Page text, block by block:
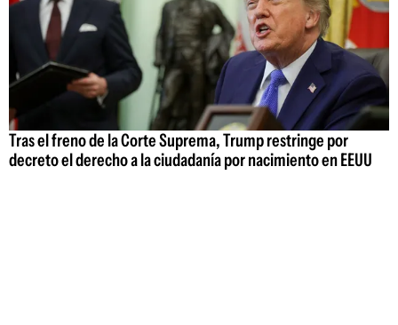
Tras el freno de la Corte Suprema, Trump restringe por
decreto el derecho a la ciudadanía por nacimiento en EEUU